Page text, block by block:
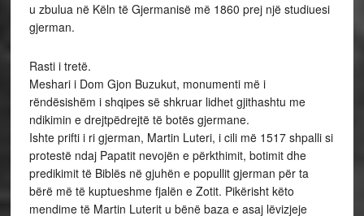
u zbulua në Këln të Gjermanisë më 1860 prej një studiuesi
gjerman.
Rasti i tretë.
Meshari i Dom Gjon Buzukut, monumenti më i
rëndësishëm i shqipes së shkruar lidhet gjithashtu me
ndikimin e drejtpëdrejtë të botës gjermane.
Ishte prifti i ri gjerman, Martin Luteri, i cili më 1517 shpalli si
protestë ndaj Papatit nevojën e përkthimit, botimit dhe
predikimit të Biblës në gjuhën e popullit gjerman për ta
bërë më të kuptueshme fjalën e Zotit. Pikërisht këto
mendime të Martin Luterit u bënë baza e asaj lëvizjeje